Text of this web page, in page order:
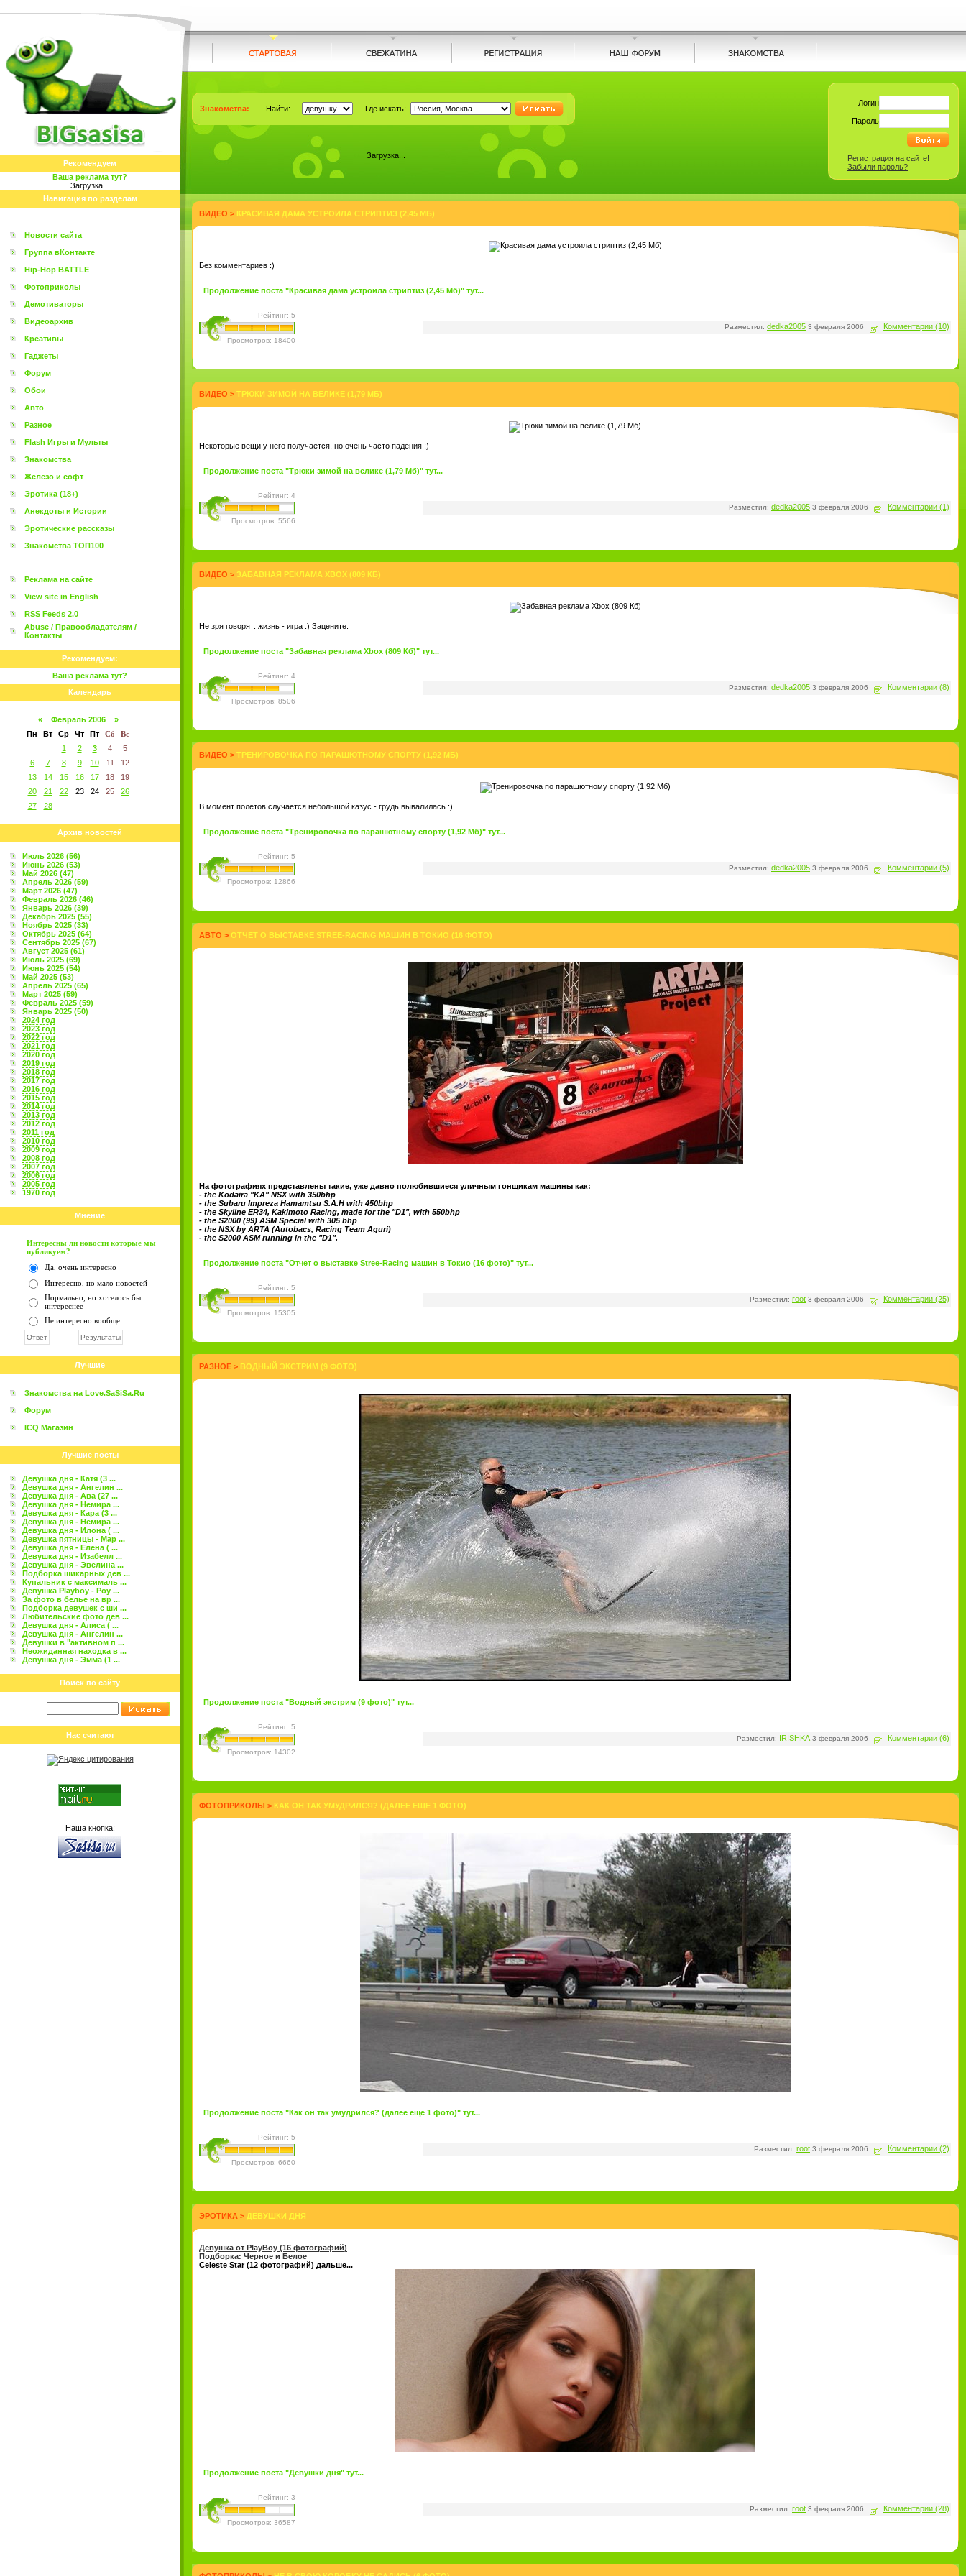
Рекомендуем
Ваша реклама тут?
Загрузка...
Навигация по разделам
Новости сайта
Группа вКонтакте
Hip-Hop BATTLE
Фотоприколы
Демотиваторы
Видеоархив
Креативы
Гаджеты
Форум
Обои
Авто
Разное
Flash Игры и Мульты
Знакомства
Железо и софт
Эротика (18+)
Анекдоты и Истории
Эротические рассказы
Знакомства ТОП100
Реклама на сайте
View site in English
RSS Feeds 2.0
Abuse / Правообладателям /
Контакты
Рекомендуем:
Ваша реклама тут?
Календарь
« Февраль 2006
»
Пн
Вт Ср Чт Пт Сб
Вс
1
2 3 4
5
6
7 8 9 10 11
12
13
14 15 16 17 18
19
20
21 22 23 24 25
26
27
28
Архив новостей
Июль 2026 (56)
Июнь 2026 (53)
Май 2026 (47)
Апрель 2026 (59)
Март 2026 (47)
Февраль 2026 (46)
Январь 2026 (39)
Декабрь 2025 (55)
Ноябрь 2025 (33)
Октябрь 2025 (64)
Сентябрь 2025 (67)
Август 2025 (61)
Июль 2025 (69)
Июнь 2025 (54)
Май 2025 (53)
Апрель 2025 (65)
Март 2025 (59)
Февраль 2025 (59)
Январь 2025 (50)
2024 год
2023 год
2022 год
2021 год
2020 год
2019 год
2018 год
2017 год
2016 год
2015 год
2014 год
2013 год
2012 год
2011 год
2010 год
2009 год
2008 год
2007 год
2006 год
2005 год
1970 год
Мнение
Интересны ли новости которые мы
публикуем?
Да, очень интересно
Интересно, но мало новостей
Нормально, но хотелось бы
интереснее
Не интересно вообще
Лучшие
Знакомства на Love.SaSiSa.Ru
Форум
ICQ Магазин
Лучшие посты
Девушка дня - Катя (3 ...
Девушка дня - Ангелин ...
Девушка дня - Ава (27 ...
Девушка дня - Немира ...
Девушка дня - Кара (3 ...
Девушка дня - Немира ...
Девушка дня - Илона ( ...
Девушка пятницы - Мар ...
Девушка дня - Елена ( ...
Девушка дня - Изабелл ...
Девушка дня - Эвелина ...
Подборка шикарных дев ...
Купальник с максималь ...
Девушка Playboy - Роу ...
За фото в белье на вр ...
Подборка девушек с ши ...
Любительские фото дев ...
Девушка дня - Алиса ( ...
Девушка дня - Ангелин ...
Девушки в "активном п ...
Неожиданная находка в ...
Девушка дня - Эмма (1 ...
Поиск по сайту
Нас считают
Наша кнопка:
Знакомства: Найти: Где искать:
Логин
Пароль
Регистрация на сайте!
Забыли пароль?
Загрузка...
ВИДЕО > КРАСИВАЯ ДАМА УСТРОИЛА СТРИПТИЗ (2,45 МБ)
Без комментариев :)
Продолжение поста "Красивая дама устроила стриптиз (2,45 Мб)" тут...
Рейтинг: 5
Просмотров: 18400
Разместил: dedka2005 3 февраля 2006 Комментарии (10)
ВИДЕО > ТРЮКИ ЗИМОЙ НА ВЕЛИКЕ (1,79 МБ)
Некоторые вещи у него получается, но очень часто падения :)
Продолжение поста "Трюки зимой на велике (1,79 Мб)" тут...
Рейтинг: 4
Просмотров: 5566
Разместил: dedka2005 3 февраля 2006 Комментарии (1)
ВИДЕО > ЗАБАВНАЯ РЕКЛАМА XBOX (809 КБ)
Не зря говорят: жизнь - игра :) Зацените.
Продолжение поста "Забавная реклама Xbox (809 Кб)" тут...
Рейтинг: 4
Просмотров: 8506
Разместил: dedka2005 3 февраля 2006 Комментарии (8)
ВИДЕО > ТРЕНИРОВОЧКА ПО ПАРАШЮТНОМУ СПОРТУ (1,92 МБ)
В момент полетов случается небольшой казус - грудь вывалилась :)
Продолжение поста "Тренировочка по парашютному спорту (1,92 Мб)" тут...
Рейтинг: 5
Просмотров: 12866
Разместил: dedka2005 3 февраля 2006 Комментарии (5)
АВТО > ОТЧЕТ О ВЫСТАВКЕ STREE-RACING МАШИН В ТОКИО (16 ФОТО)
На фотографиях представлены такие, уже давно полюбившиеся уличным гонщикам машины как:
- the Kodaira "KA" NSX with 350bhp
- the Subaru Impreza Hamamtsu S.A.H with 450bhp
- the Skyline ER34, Kakimoto Racing, made for the "D1", with 550bhp
- the S2000 (99) ASM Special with 305 bhp
- the NSX by ARTA (Autobacs, Racing Team Aguri)
- the S2000 ASM running in the "D1".
Продолжение поста "Отчет о выставке Stree-Racing машин в Токио (16 фото)" тут...
Рейтинг: 5
Просмотров: 15305
Разместил: root 3 февраля 2006 Комментарии (25)
РАЗНОЕ > ВОДНЫЙ ЭКСТРИМ (9 ФОТО)
Продолжение поста "Водный экстрим (9 фото)" тут...
Рейтинг: 5
Просмотров: 14302
Разместил: IRISHKA 3 февраля 2006 Комментарии (6)
ФОТОПРИКОЛЫ > КАК ОН ТАК УМУДРИЛСЯ? (ДАЛЕЕ ЕЩЕ 1 ФОТО)
Продолжение поста "Как он так умудрился? (далее еще 1 фото)" тут...
Рейтинг: 5
Просмотров: 6660
Разместил: root 3 февраля 2006 Комментарии (2)
ЭРОТИКА > ДЕВУШКИ ДНЯ
Девушка от PlayBoy (16 фотографий)
Подборка: Черное и Белое
Celeste Star (12 фотографий) дальше...
Продолжение поста "Девушки дня" тут...
Рейтинг: 3
Просмотров: 36587
Разместил: root 3 февраля 2006 Комментарии (28)